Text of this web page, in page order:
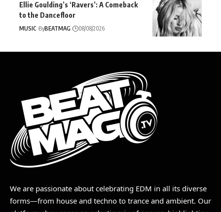
Ellie Goulding’s ‘Ravers’: A Comeback
to the Dancefloor
MUSIC ByBEATMAG 08/08/2026
We are passionate about celebrating EDM in all its diverse
forms—from house and techno to trance and ambient. Our